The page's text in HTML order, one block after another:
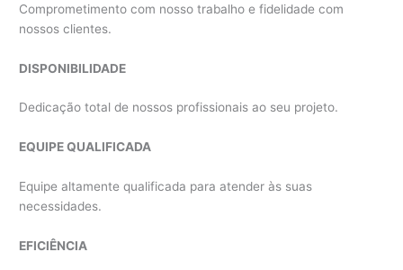
Comprometimento com nosso trabalho e fidelidade com
nossos clientes.
DISPONIBILIDADE
Dedicação total de nossos profissionais ao seu projeto.
EQUIPE QUALIFICADA
Equipe altamente qualificada para atender às suas
necessidades.
EFICIÊNCIA